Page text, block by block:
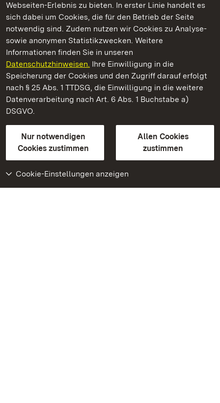
Webseiten-Erlebnis zu bieten. In erster Linie handelt es
sich dabei um Cookies, die für den Betrieb der Seite
notwendig sind. Zudem nutzen wir Cookies zu Analyse-
sowie anonymen Statistikzwecken. Weitere
Informationen finden Sie in unseren
Datenschutzhinweisen. Ihre Einwilligung in die
Speicherung der Cookies und den Zugriff darauf erfolgt
nach § 25 Abs. 1 TTDSG, die Einwilligung in die weitere
Datenverarbeitung nach Art. 6 Abs. 1 Buchstabe a)
DSGVO.
Nur notwendigen
Cookies zustimmen
Allen Cookies
zustimmen
Cookie-Einstellungen anzeigen
Kommen. Staunen. Genießen.
Schloss Favorite Rastatt
Staatliche Schlösser und Gärten Baden-Württemberg
Kontakt
GebärdenspracheLeichte Sprache
Erklärung zur Barrierefreiheit
BITV-konform (geprüfte Seiten)
Weiteres